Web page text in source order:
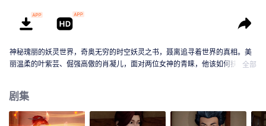
神秘瑰丽的妖灵世界，奇奥无穷的时空妖灵之书，聂离追寻着世界的真相。美
丽温柔的叶紫芸、倔强高傲的肖凝儿，面对两位女神的青睐，他该如何抉择？
全部
剧集